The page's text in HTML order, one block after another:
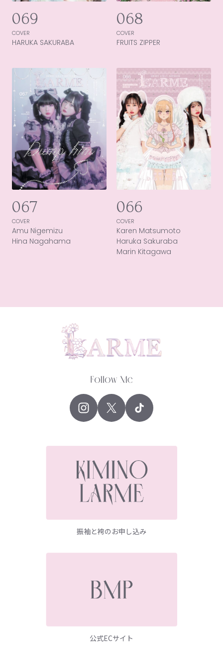
069
COVER
HARUKA SAKURABA
068
COVER
FRUITS ZIPPER
067
COVER
Amu Nigemizu
Hina Nagahama
066
COVER
Karen Matsumoto
Haruka Sakuraba
Marin Kitagawa
振袖と袴のお申し込み
公式ECサイト